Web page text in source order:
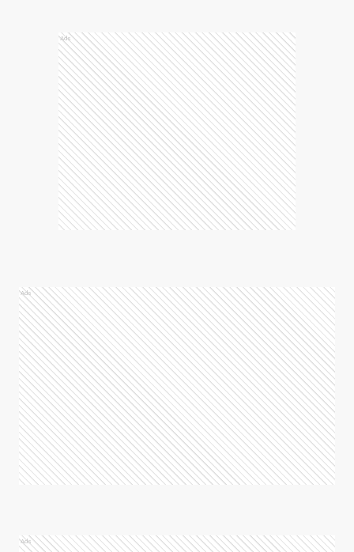
Ads
Ads
Ads